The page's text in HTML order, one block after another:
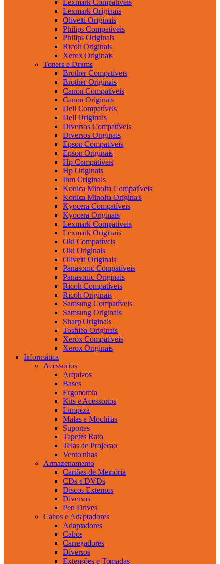
Lexmark Compatíveis
Lexmark Originais
Olivetti Originais
Philips Compatíveis
Philips Originais
Ricoh Originais
Xerox Originais
Toners e Drums
Brother Compatíveis
Brother Originais
Canon Compatíveis
Canon Originais
Dell Compatíveis
Dell Originais
Diversos Compatíveis
Diversos Originais
Epson Compatíveis
Epson Originais
Hp Compatíveis
Hp Originais
Ibm Originais
Konica Minolta Compatíveis
Konica Minolta Originais
Kyocera Compatíveis
Kyocera Originais
Lexmark Compatíveis
Lexmark Originais
Oki Compatíveis
Oki Originais
Olivetti Originais
Panasonic Compatíveis
Panasonic Originais
Ricoh Compatíveis
Ricoh Originais
Samsung Compatíveis
Samsung Originais
Sharp Originais
Toshiba Originais
Xerox Compatíveis
Xerox Originais
Informática
Acessorios
Arquivos
Bases
Ergonomia
Kits e Acessorios
Limpeza
Malas e Mochilas
Suportes
Tapetes Rato
Telas de Projecao
Ventoinhas
Armazenamento
Cartões de Memória
CDs e DVDs
Discos Externos
Diversos
Pen Drives
Cabos e Adaptadores
Adaptadores
Cabos
Carregadores
Diversos
Extensões e Tomadas